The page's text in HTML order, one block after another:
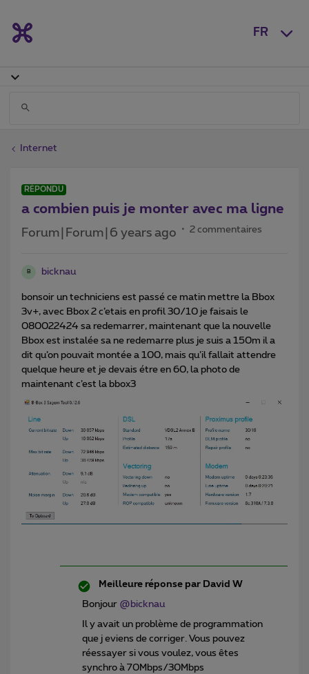
FR
Internet
RÉPONDU
a combien puis je monter avec ma ligne
Forum|Forum|6 years ago 2 commentaires
B bicknau
bonsoir un techniciens est passé ce matin mettre la Bbox
3v+, avec Bbox 2 c’etais en profil 30/10 je faisais le
080022424 sa redemarrer, maintenant que la nouvelle
Bbox est instalée sa ne redemarre plus je suis a 150m il a
dit qu’on pouvait montée a 100, mais qu’il fallait attendre
quelque heure et je devais étre en 60, la photo de
maintenant c’est la bbox3
Meilleure réponse par David W
Bonjour @bicknau
Il y avait un problème de programmation
que j eviens de corriger. Vous pouvez
réessayer si vous voulez, vous êtes
synchro à 70Mbps/30Mbps